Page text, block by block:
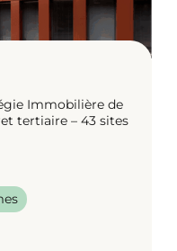
Immobilière de
tertiaire – 43 sites